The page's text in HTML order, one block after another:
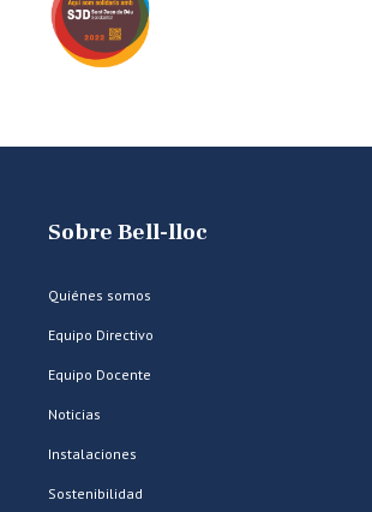
Sobre Bell-lloc
Quiénes somos
Equipo Directivo
Equipo Docente
Noticias
Instalaciones
Sostenibilidad